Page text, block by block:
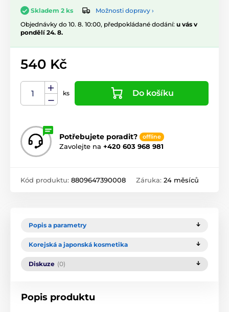
Skladem 2 ks
Možnosti dopravy ›
Objednávky do 10. 8. 10:00, předpokládané dodání: u vás v
pondělí 24. 8.
540 Kč
ks Do košíku
Potřebujete poradit? offline
Zavolejte na +420 603 968 981
Kód produktu: 8809647390008 Záruka: 24 měsíců
Popis a parametry
Korejská a japonská kosmetika
Diskuze (0)
Popis produktu